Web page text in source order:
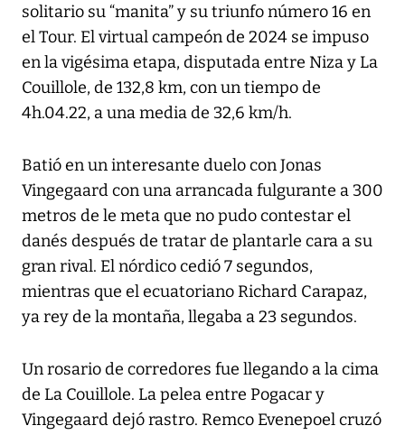
solitario su “manita” y su triunfo número 16 en
el Tour. El virtual campeón de 2024 se impuso
en la vigésima etapa, disputada entre Niza y La
Couillole, de 132,8 km, con un tiempo de
4h.04.22, a una media de 32,6 km/h.
Batió en un interesante duelo con Jonas
Vingegaard con una arrancada fulgurante a 300
metros de le meta que no pudo contestar el
danés después de tratar de plantarle cara a su
gran rival. El nórdico cedió 7 segundos,
mientras que el ecuatoriano Richard Carapaz,
ya rey de la montaña, llegaba a 23 segundos.
Un rosario de corredores fue llegando a la cima
de La Couillole. La pelea entre Pogacar y
Vingegaard dejó rastro. Remco Evenepoel cruzó